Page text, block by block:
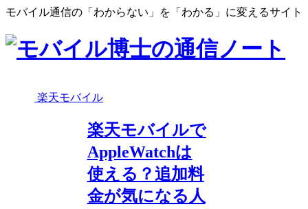
モバイル通信の「わからない」を「わかる」に変えるサイト
楽天モバイル
楽天モバイルで
AppleWatchは
使える？追加料
金が気になる人